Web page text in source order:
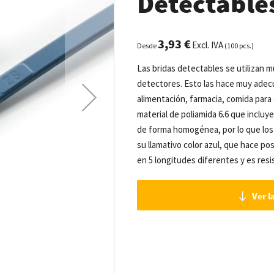
Desde3,93 €Excl. IVA (100 pcs.)
Las bridas detectables se utilizan
detectores. Esto las hace muy
alimentación, farmacia, comida
material de poliamida 6.6 que
de forma homogénea, por lo que
su llamativo color azul, que hace
en 5 longitudes diferentes y es
Ver